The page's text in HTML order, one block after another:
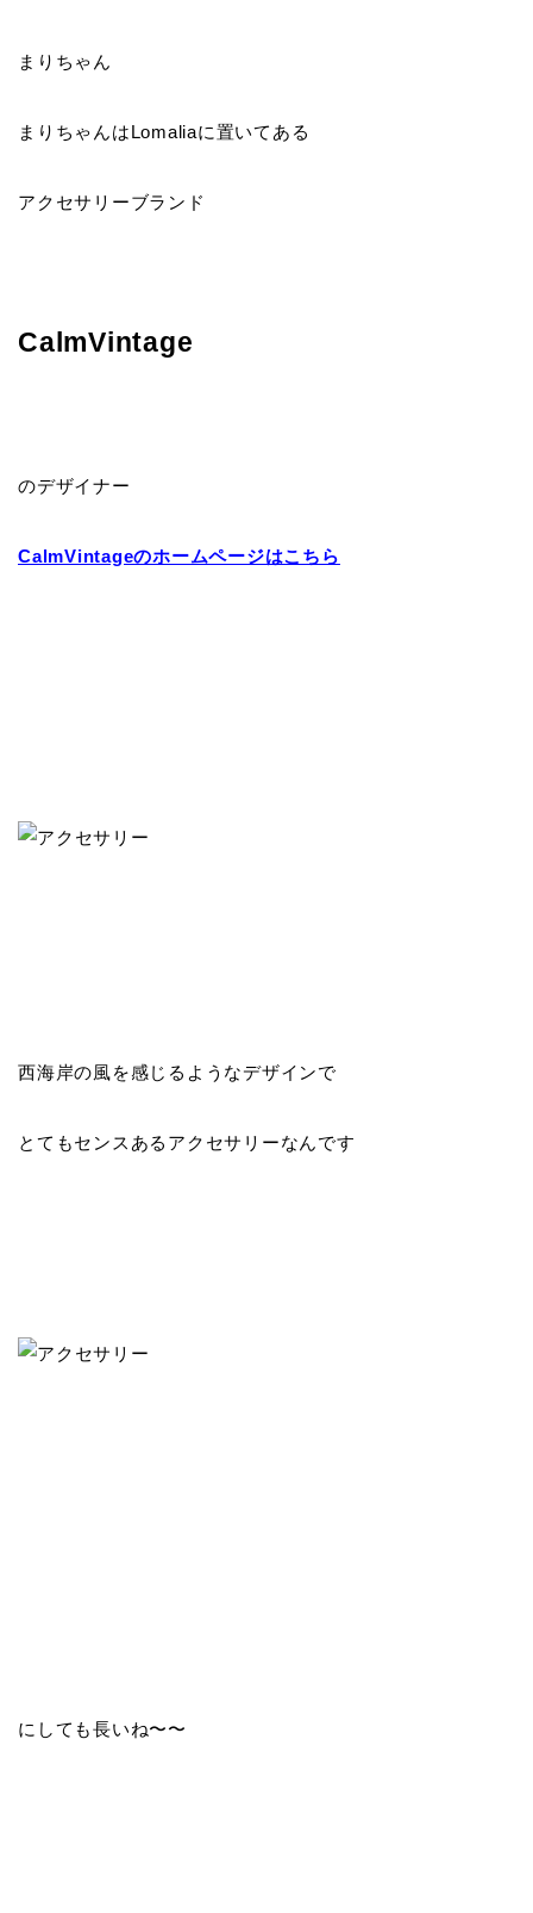
まりちゃん
まりちゃんはLomaliaに置いてある
アクセサリーブランド
CalmVintage
のデザイナー
CalmVintageのホームページはこちら
西海岸の風を感じるようなデザインで
とてもセンスあるアクセサリーなんです
にしても長いね〜〜